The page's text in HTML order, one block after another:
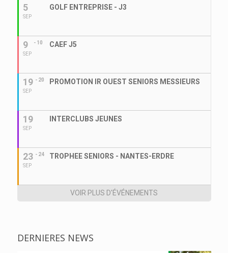
5
SEP
GOLF ENTREPRISE - J3
9
SEP
- 10 CAEF J5
19
SEP
- 20 PROMOTION IR OUEST SENIORS MESSIEURS
19
SEP
INTERCLUBS JEUNES
23
SEP
- 24 TROPHEE SENIORS - NANTES-ERDRE
VOIR PLUS D'ÉVÉNEMENTS
DERNIERES NEWS